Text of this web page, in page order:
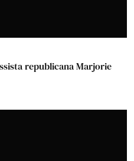
republicana Marjorie